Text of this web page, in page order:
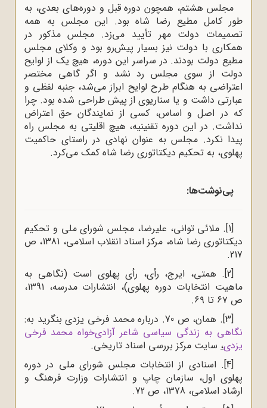
مجلس هشتم، همچون دوره قبل و دوره‌های بعدی، به
طور کامل مطیع رضا شاه بود. این مجلس به همه
تصمیمات دولت مهر تأیید می‌زد. مجلس مذکور در
همکاری با دولت نیز بسیار پیش‌رو بود و وکلای مجلس
مطیع دولت بودند. در سراسر این دوره، هیچ یک از لوایح
دولت از سوی مجلس رد نشد و اگر گاهی مختصر
اعتراضی به هنگام طرح لوایح ابراز می‌شد، جنبه لفظی و
عبارتی داشت و یا سناریوی از پیش طراحی شده بود. چرا
که در اصل و اساس، کسی از نمایندگان حق اعتراض
نداشت. در این دوره تقنینیه، هیچ اقلیتی به مجلس راه
پیدا نکرد. مجلس به عنوان نهادی در راستای حاکمیت
پهلوی، به تحکیم دیکتاتوری رضا شاه کمک می‌کرد.
پی‌نوشت‌ها:
[1] . ملائی توانی، علیرضا، مجلس شورای ملی و تحکیم
دیکتاتوری رضا شاه، مرکز اسناد انقلاب اسلامی، 1381، ص
217.
[2] . همتی، ایرج، رأی، رأی پهلوی است (نگاهی به
ماهیت انتخابات دوره پهلوی)، انتشارات مدرسه، 1391،
ص ۶۷ تا ۶۹.
[3]
. همان، ص 70. درباره محمد فرخی یزدی بنگرید به:
نگاهی به زندگی سیاسی شاعر آزادی‌خواه محمد فرخی
یزدی، سایت مرکز بررسی اسناد تاریخی.
[4] . اسنادی از انتخابات مجلس شورای ملی در دوره
پهلوی اول، سازمان چاپ و انتشارات وزارت فرهنگ و
ارشاد اسلامی، 1378، ص 72.